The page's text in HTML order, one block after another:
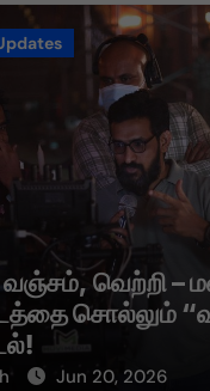
வெற்றி –
சொல்லும்
Jun 20, 2026